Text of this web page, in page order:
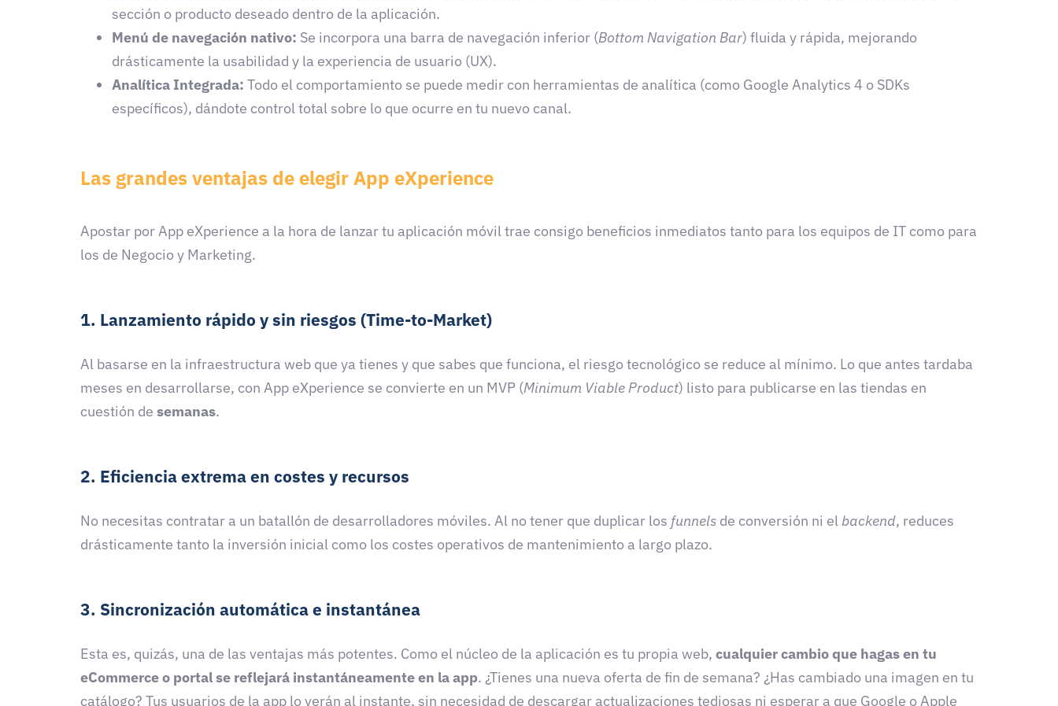
sección o producto deseado dentro de la aplicación.
Menú de navegación nativo: Se incorpora una barra de navegación inferior (Bottom Navigation Bar) fluida y rápida, mejorando
drásticamente la usabilidad y la experiencia de usuario (UX).
Analítica Integrada: Todo el comportamiento se puede medir con herramientas de analítica (como Google Analytics 4 o SDKs
específicos), dándote control total sobre lo que ocurre en tu nuevo canal.
Las grandes ventajas de elegir App eXperience
Apostar por App eXperience a la hora de lanzar tu aplicación móvil trae consigo beneficios inmediatos tanto para los equipos de IT como para
los de Negocio y Marketing.
1. Lanzamiento rápido y sin riesgos (Time-to-Market)
Al basarse en la infraestructura web que ya tienes y que sabes que funciona, el riesgo tecnológico se reduce al mínimo. Lo que antes tardaba
meses en desarrollarse, con App eXperience se convierte en un MVP (Minimum Viable Product) listo para publicarse en las tiendas en
cuestión de semanas.
2. Eficiencia extrema en costes y recursos
No necesitas contratar a un batallón de desarrolladores móviles. Al no tener que duplicar los funnels de conversión ni elbackend, reduces
drásticamente tanto la inversión inicial como los costes operativos de mantenimiento a largo plazo.
3. Sincronización automática e instantánea
Esta es, quizás, una de las ventajas más potentes. Como el núcleo de la aplicación es tu propia web, cualquier cambio que hagas en tu
eCommerce o portal se reflejará instantáneamente en la app. ¿Tienes una nueva oferta de fin de semana? ¿Has cambiado una imagen en tu
catálogo? Tus usuarios de la app lo verán al instante, sin necesidad de descargar actualizaciones tediosas ni esperar a que Google o Apple